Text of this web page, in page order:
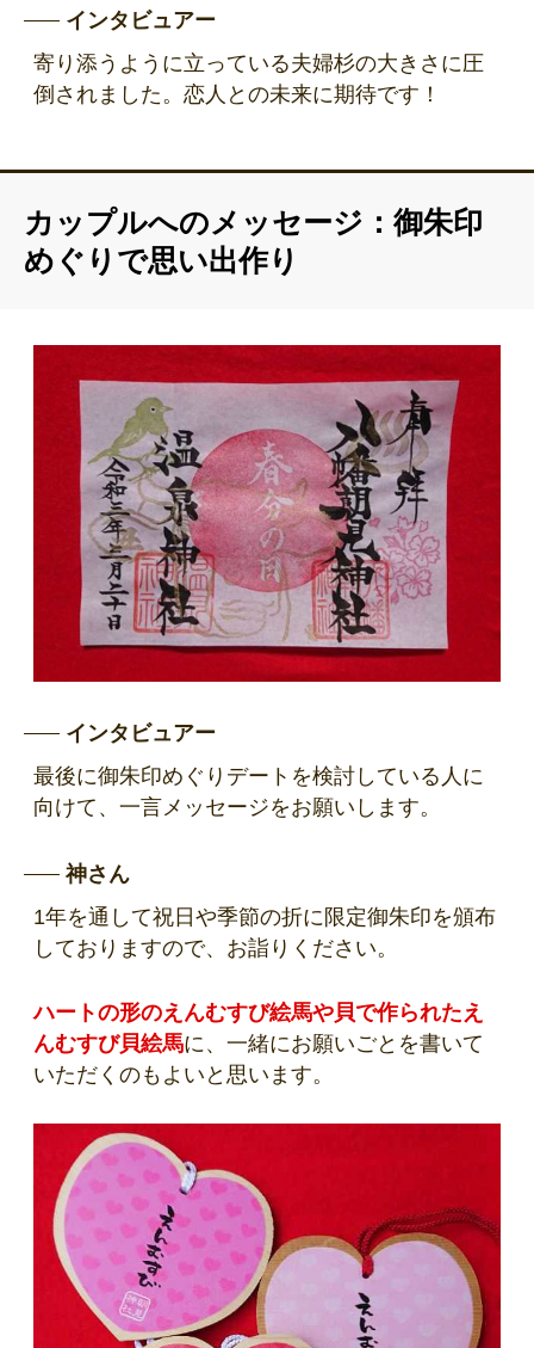
インタビュアー
寄り添うように立っている夫婦杉の大きさに圧
倒されました。恋人との未来に期待です！
カップルへのメッセージ：御朱印
めぐりで思い出作り
インタビュアー
最後に御朱印めぐりデートを検討している人に
向けて、一言メッセージをお願いします。
神さん
1年を通して祝日や季節の折に限定御朱印を頒布
しておりますので、お詣りください。
ハートの形のえんむすび絵馬や貝で作られたえ
んむすび貝絵馬に、一緒にお願いごとを書いて
いただくのもよいと思います。